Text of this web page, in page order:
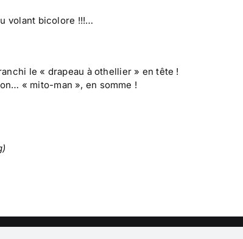
volant bicolore !!!…
le « drapeau à othellier » en tête !
« mito-man », en somme !